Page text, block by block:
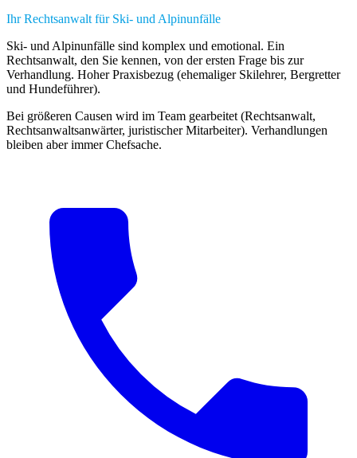
Ihr Rechtsanwalt für Ski- und Alpinunfälle
Ski- und Alpinunfälle sind komplex und emotional. Ein
Rechtsanwalt, den Sie kennen, von der ersten Frage bis zur
Verhandlung. Hoher Praxisbezug (ehemaliger Skilehrer, Bergretter
und Hundeführer).
Bei größeren Causen wird im Team gearbeitet (Rechtsanwalt,
Rechtsanwaltsanwärter, juristischer Mitarbeiter). Verhandlungen
bleiben aber immer Chefsache.